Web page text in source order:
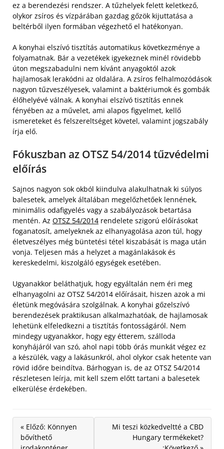
ez a berendezési rendszer. A tűzhelyek felett keletkező,
olykor zsíros és vízpárában gazdag gőzök kijuttatása a
beltérből ilyen formában végezhető el hatékonyan.
A konyhai elszívó tisztítás automatikus következménye a
folyamatnak. Bár a vezetékek igyekeznek minél rövidebb
úton megszabadulni nem kívánt anyagoktól azok
hajlamosak lerakódni az oldalára. A zsíros felhalmozódások
nagyon tűzveszélyesek, valamint a baktériumok és gombák
élőhelyévé válnak. A konyhai elszívó tisztítás ennek
fényében az a művelet, ami alapos figyelmet, kellő
ismereteket és felszereltséget követel, valamint jogszabály
írja elő.
Fókuszban az OTSZ 54/2014 tűzvédelmi
előírás
Sajnos nagyon sok okból kiindulva alakulhatnak ki súlyos
balesetek, amelyek általában megelőzhetőek lennének,
minimális odafigyelés vagy a szabályozások betartása
mentén. Az OTSZ 54/2014 rendelete szigorú előírásokat
foganatosít, amelyeknek az elhanyagolása azon túl, hogy
életveszélyes még büntetési tétel kiszabását is maga után
vonja. Teljesen más a helyzet a magánlakások és
kereskedelmi, kiszolgáló egységek esetében.
Ugyanakkor beláthatjuk, hogy egyáltalán nem éri meg
elhanyagolni az OTSZ 54/2014 előírásait, hiszen azok a mi
életünk megóvására szolgálnak. A konyhai gőzelszívó
berendezések praktikusan alkalmazhatóak, de hajlamosak
lehetünk elfeledkezni a tisztítás fontosságáról. Nem
mindegy ugyanakkor, hogy egy étterem, szálloda
konyhájáról van szó, ahol napi több órás munkát végez ez
a készülék, vagy a lakásunkról, ahol olykor csak hetente van
rövid időre beindítva. Bárhogyan is, de az OTSZ 54/2014
részletesen leírja, mit kell szem előtt tartani a balesetek
elkerülése érdekében.
« Előző: Könnyen
bővíthető
Mi teszi közkedveltté a CBD
Hungary termékeket?